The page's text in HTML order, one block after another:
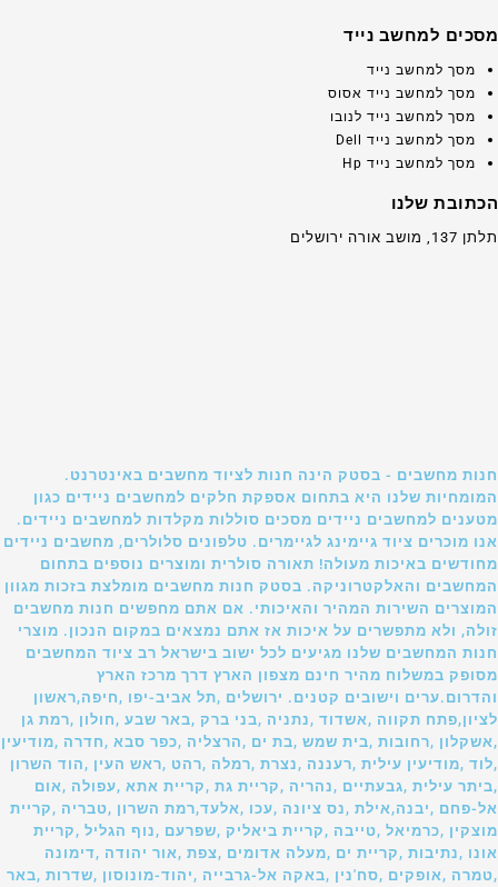
מסכים למחשב נייד
מסך למחשב נייד
מסך למחשב נייד אסוס
מסך למחשב נייד לנובו
מסך למחשב נייד Dell
מסך למחשב נייד Hp
הכתובת שלנו
תלתן 137, מושב אורה ירושלים
חנות מחשבים - בסטק הינה חנות לציוד מחשבים באינטרנט.
המומחיות שלנו היא בתחום אספקת חלקים למחשבים ניידים כגון
מטענים למחשבים ניידים מסכים סוללות מקלדות למחשבים ניידים.
אנו מוכרים ציוד גיימינג לגיימרים. טלפונים סלולרים, מחשבים ניידים
מחודשים באיכות מעולה! תאורה סולרית ומוצרים נוספים בתחום
המחשבים והאלקטרוניקה. בסטק חנות מחשבים מומלצת בזכות מגוון
המוצרים השירות המהיר והאיכותי. אם אתם מחפשים חנות מחשבים
זולה, ולא מתפשרים על איכות אז אתם נמצאים במקום הנכון. מוצרי
חנות המחשבים שלנו מגיעים לכל ישוב בישראל רב ציוד המחשבים
מסופק במשלוח מהיר חינם מצפון הארץ דרך מרכז הארץ
והדרום.ערים וישובים קטנים. ירושלים ,תל אביב-יפו ,חיפה,ראשון
לציון,פתח תקווה ,אשדוד ,נתניה ,בני ברק ,באר שבע ,חולון ,רמת גן
,אשקלון ,רחובות ,בית שמש ,בת ים ,הרצליה ,כפר סבא ,חדרה ,מודיעין
,לוד ,מודיעין עילית ,רעננה ,נצרת ,רמלה ,רהט ,ראש העין ,הוד השרון
,ביתר עילית ,גבעתיים ,נהריה ,קריית גת ,קריית אתא ,עפולה ,אום
אל-פחם ,יבנה,אילת ,נס ציונה ,עכו ,אלעד,רמת השרון ,טבריה ,קריית
מוצקין ,כרמיאל ,טייבה ,קריית ביאליק ,שפרעם ,נוף הגליל ,קריית
אונו ,נתיבות ,קריית ים ,מעלה אדומים ,צפת ,אור יהודה ,דימונה
,טמרה ,אופקים ,סח'נין ,באקה אל-גרבייה ,יהוד-מונוסון ,שדרות ,באר